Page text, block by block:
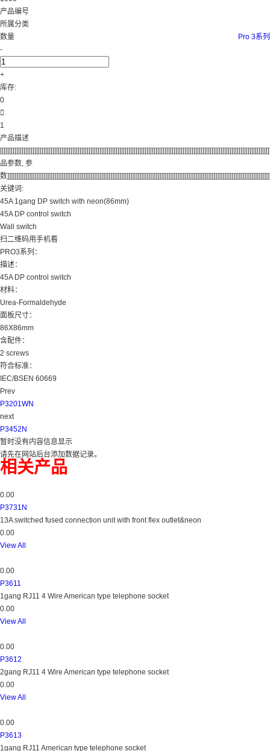
产品编号
所属分类
Pro 3系列
数量
-
+
库存:
0

1
产品描述
品参数, 参
数
关键词:
45A 1gang DP switch with neon(86mm)
45A DP control switch
Wall switch
扫二维码用手机看
PRO3系列：
描述：
45A DP control switch
材料：
Urea-Formaldehyde
面板尺寸：
86X86mm
含配件：
2 screws
符合标准：
IEC/BSEN 60669
Prev
P3201WN
next
P3452N
暂时没有内容信息显示
请先在网站后台添加数据记录。
相关产品
0.00
P3731N
13A switched fused connection unit with front flex outlet&neon
0.00
View All
0.00
P3611
1gang RJ11 4 Wire American type telephone socket
0.00
View All
0.00
P3612
2gang RJ11 4 Wire American type telephone socket
0.00
View All
0.00
P3613
1gang RJ11 American type telephone socket